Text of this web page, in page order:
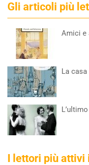
Gli articoli più
Amici e
La
I lettori più attivi